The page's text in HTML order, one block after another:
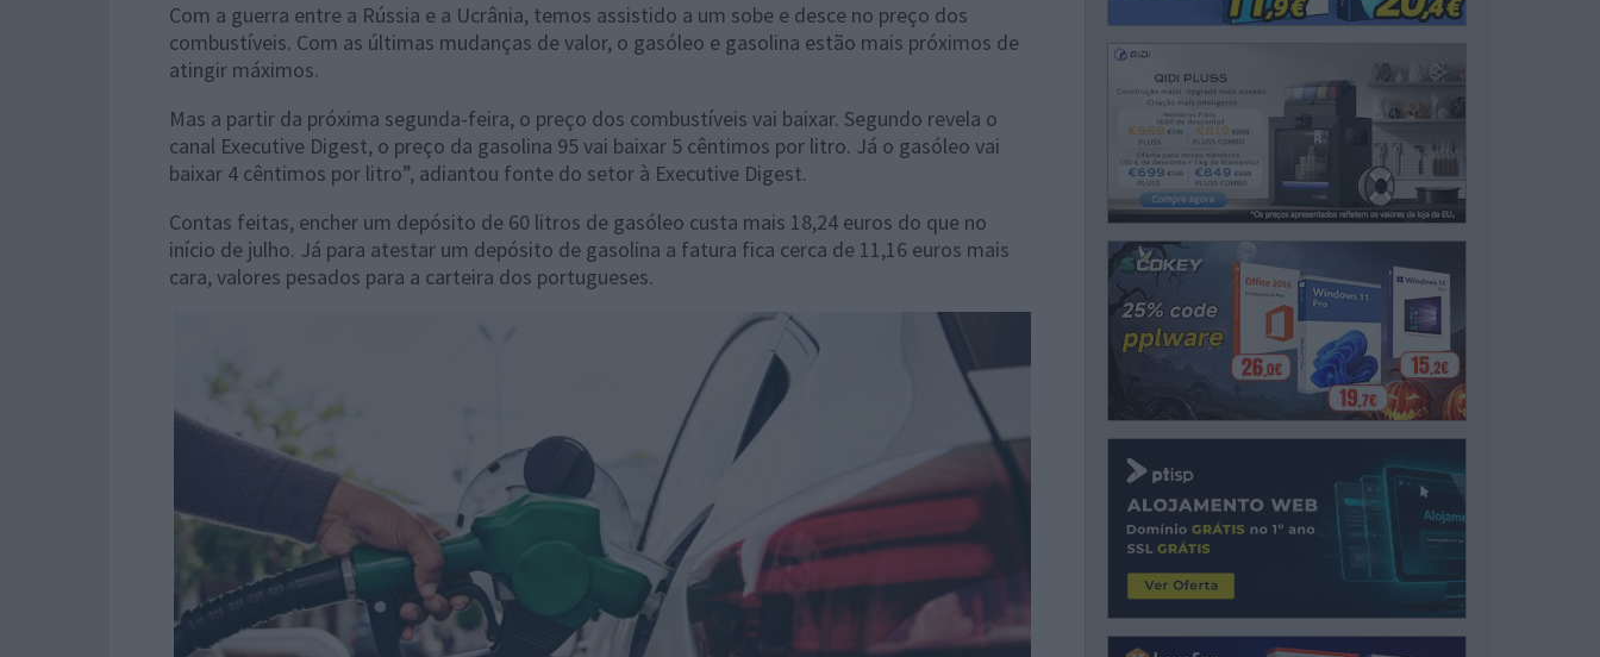
Com a guerra entre a Rússia e a Ucrânia, temos assistido a um sobe e desce no preço dos
combustíveis. Com as últimas mudanças de valor, o gasóleo e gasolina estão mais próximos de
atingir máximos.
Mas a partir da próxima segunda-feira, o preço dos combustíveis vai baixar. Segundo revela o
canal Executive Digest, o preço da gasolina 95 vai baixar 5 cêntimos por litro. Já o gasóleo vai
baixar 4 cêntimos por litro”, adiantou fonte do setor à Executive Digest.
Contas feitas, encher um depósito de 60 litros de gasóleo custa mais 18,24 euros do que no
início de julho. Já para atestar um depósito de gasolina a fatura fica cerca de 11,16 euros mais
cara, valores pesados para a carteira dos portugueses.